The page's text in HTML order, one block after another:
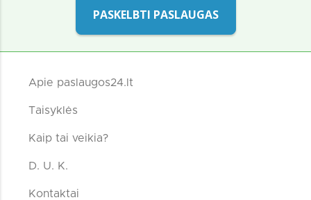
PASKELBTI PASLAUGAS
Apie paslaugos24.lt
Taisyklės
Kaip tai veikia?
D. U. K.
Kontaktai